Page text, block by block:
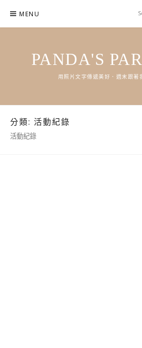
content
MENU
PANDA'S
用照片文字傳遞美好．週末跟著
分類: 活動紀錄
活動紀錄